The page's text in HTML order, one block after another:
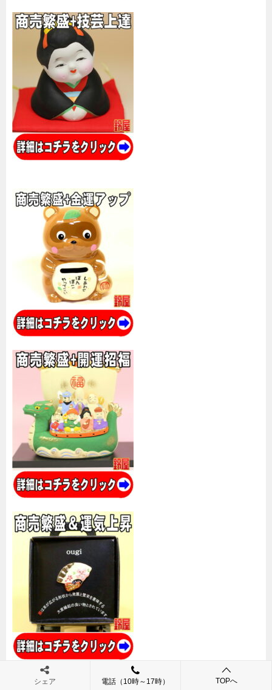
シェア 電話（10時～17時） TOPへ